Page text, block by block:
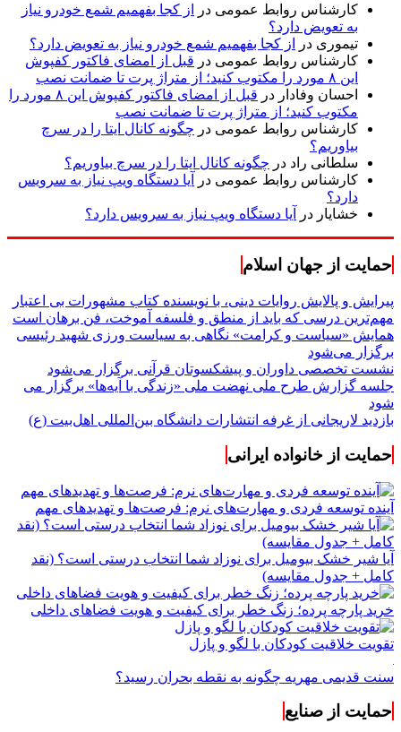
کارشناس روابط عمومی در
از کجا بفهمیم شمع خودرو نیاز
به تعویض دارد؟
تیموری در
از کجا بفهمیم شمع خودرو نیاز به تعویض دارد؟
کارشناس روابط عمومی در قبل از امضای فاکتور کفپوش
این ۸ مورد را مکتوب کنید؛ از متراژ پرت تا ضمانت نصب
احسان وفادار در
قبل از امضای فاکتور کفپوش این ۸ مورد را
مکتوب کنید؛ از متراژ پرت تا ضمانت نصب
کارشناس روابط عمومی در چگونه کانال ایتا را در سرچ
بیاوریم؟
سلطانی راد در چگونه کانال ایتا را در سرچ بیاوریم؟
کارشناس روابط عمومی در
آیا دستگاه ویپ نیاز به سرویس
دارد؟
خشایار در آیا دستگاه ویپ نیاز به سرویس دارد؟
حمایت از جهان اسلام
پیرایش و پالایش روایات دینی، با نویسنده کتاب مشهورات بی اعتبار
مهم‌ترین درسی که باید از منطق و فلسفه آموخت، فن برهان است
همایش «سیاست و کرامت» نگاهی به سیاست ورزی شهید رئیسی
برگزار می‌شود
نشست تخصصی داوران و پیشکسوتان قرآنی برگزار می‌شود
جلسه گزارش طرح ملی نهضت ملی «زندگی با آیه‌ها» برگزار می
شود
بازدید لاریجانی از غرفه انتشارات دانشگاه بین‌المللی اهل‌بیت (ع)
حمایت از خانواده ایرانی
آینده توسعه فردی و مهارت‌های نرم: فرصت‌ها و تهدیدهای مهم
آیا شیر خشک بیومیل برای نوزاد شما انتخاب درستی است؟ (نقد
کامل + جدول مقایسه)
خرید پارچه پرده؛ زنگ خطر برای کیفیت و هویت فضاهای داخلی
تقویت خلاقیت کودکان با لگو و پازل
سنت قدیمی مهریه چگونه به نقطه بحران رسید؟
حمایت از صنایع